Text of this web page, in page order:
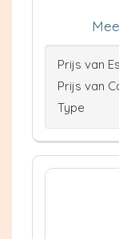
Prijs van
Prijs van
Type